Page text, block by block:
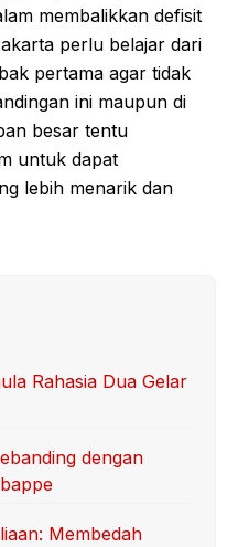
membalikkan defisit
perlu belajar dari
pertama agar tidak
ini maupun di
besar tentu
untuk dapat
lebih menarik dan
Rahasia Dua Gelar
dengan
Membedah